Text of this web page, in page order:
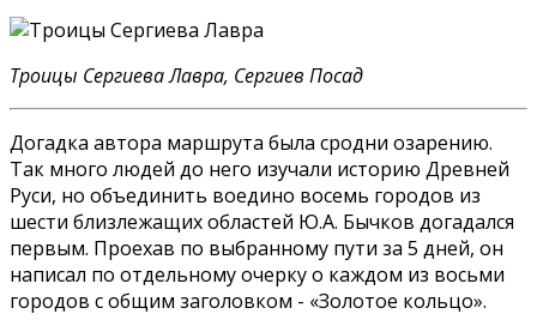
Троицы Сергиева Лавра, Сергиев Посад
Догадка автора маршрута была сродни озарению.
Так много людей до него изучали историю Древней
Руси, но объединить воедино восемь городов из
шести близлежащих областей Ю.А. Бычков догадался
первым. Проехав по выбранному пути за 5 дней, он
написал по отдельному очерку о каждом из восьми
городов с общим заголовком - «Золотое кольцо».